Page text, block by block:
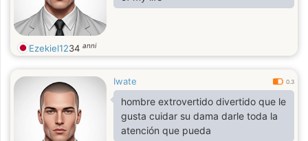
Ezekiel1234 anni
Iwate 0.3
hombre extrovertido divertido que le
gusta cuidar su dama darle toda la
atención que pueda